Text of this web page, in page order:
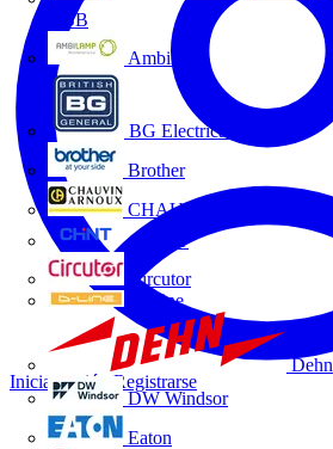
ABB
Ambilamp
BG Electrical
Brother
CHAUVIN ARNOUX
CHINT
Circutor
D-Line
Dehn
DW Windsor
Eaton
Iniciar sesión Registrarse